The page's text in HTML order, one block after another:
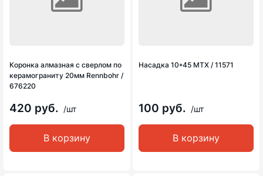
Коронка алмазная с сверлом по
керамограниту 20мм Rennbohr /
676220
420 руб. /шт
В корзину
Насадка 10*45 MTX / 11571
100 руб. /шт
В корзину